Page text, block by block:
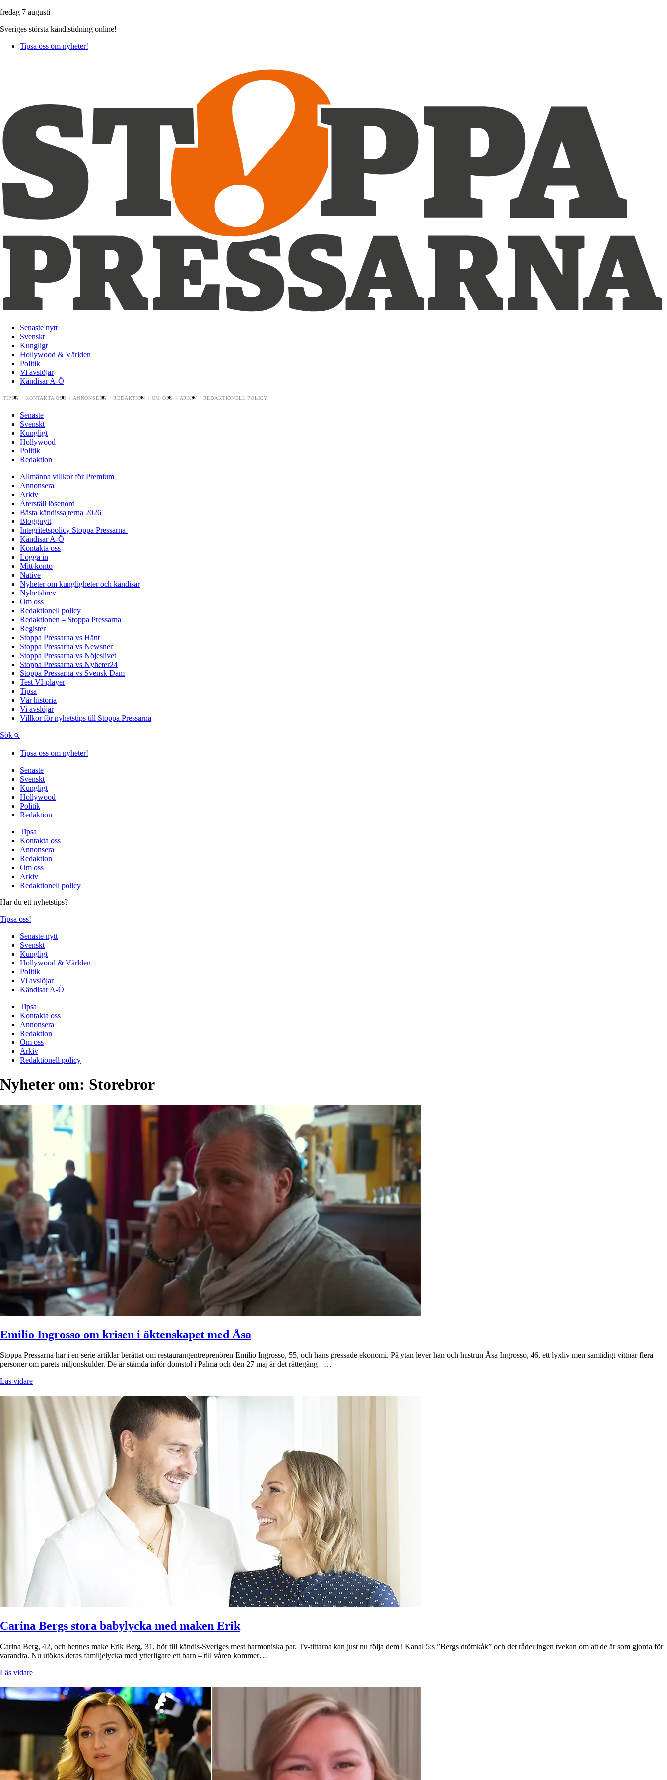
fredag 7 augusti
Sveriges största kändistidning online!
Tipsa oss om nyheter!
Senaste nytt
Svenskt
Kungligt
Hollywood & Världen
Politik
Vi avslöjar
Kändisar A-Ö
TIPSA KONTAKTA OSS ANNONSERA REDAKTION OM OSS ARKIV REDAKTIONELL POLICY
Senaste
Svenskt
Kungligt
Hollywood
Politik
Redaktion
Allmänna villkor för Premium
Annonsera
Arkiv
Återställ lösenord
Bästa kändissajterna 2026
Bloggnytt
Integritetspolicy Stoppa Pressarna
Kändisar A-Ö
Kontakta oss
Logga in
Mitt konto
Native
Nyheter om kungligheter och kändisar
Nyhetsbrev
Om oss
Redaktionell policy
Redaktionen – Stoppa Pressarna
Register
Stoppa Pressarna vs Hänt
Stoppa Pressarna vs Newsner
Stoppa Pressarna vs Nöjeslivet
Stoppa Pressarna vs Nyheter24
Stoppa Pressarna vs Svensk Dam
Test VI-player
Tipsa
Vår historia
Vi avslöjar
Villkor för nyhetstips till Stoppa Pressarna
Sök
Tipsa oss om nyheter!
Senaste
Svenskt
Kungligt
Hollywood
Politik
Redaktion
Tipsa
Kontakta oss
Annonsera
Redaktion
Om oss
Arkiv
Redaktionell policy
Har du ett nyhetstips?
Tipsa oss!
Senaste nytt
Svenskt
Kungligt
Hollywood & Världen
Politik
Vi avslöjar
Kändisar A-Ö
Tipsa
Kontakta oss
Annonsera
Redaktion
Om oss
Arkiv
Redaktionell policy
Nyheter om: Storebror
Emilio Ingrosso om krisen i äktenskapet med Åsa
Stoppa Pressarna har i en serie artiklar berättat om restaurangentreprenören Emilio Ingrosso, 55, och hans pressade ekonomi. På ytan lever han och hustrun Åsa Ingrosso, 46, ett lyxliv men samtidigt vittnar flera
personer om parets miljonskulder. De är stämda inför domstol i Palma och den 27 maj är det rättegång –…
Läs vidare
Carina Bergs stora babylycka med maken Erik
Carina Berg, 42, och hennes make Erik Berg, 31, hör till kändis-Sveriges mest harmoniska par. Tv-tittarna kan just nu följa dem i Kanal 5:s ”Bergs drömkåk” och det råder ingen tvekan om att de är som gjorda för
varandra. Nu utökas deras familjelycka med ytterligare ett barn – till våren kommer…
Läs vidare